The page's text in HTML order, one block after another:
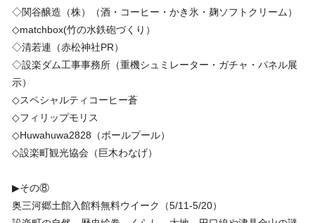
◇関谷醸造（株）（酒・コーヒー・かき氷・麹ソフトクリーム）
◇matchbox(竹の水鉄砲づくり）
◇清若連（赤松神社PR）
◇設楽ダム工事事務所（重機シュミレーター・ガチャ・パネル展
示）
◇スペシャルティコーヒー蒼
◇フィリップモリス
◇Huwahuwa2828（ボールプール）
◇設楽町観光協会（巨木わなげ）
▶︎その⑧
奥三河郷土館入館料無料ウイーク（5/11-5/20）